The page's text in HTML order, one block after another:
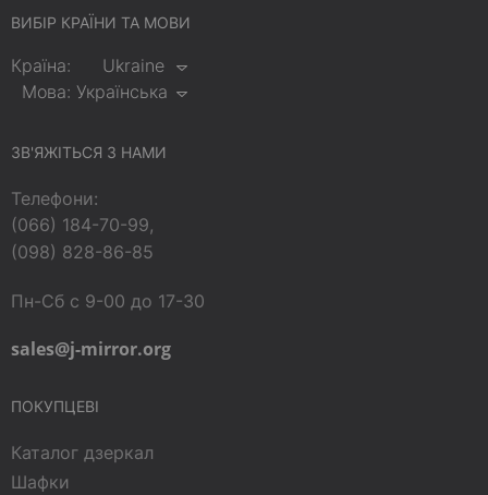
ВИБІР КРАЇНИ ТА МОВИ
Країна:
Ukraine
Мова: Українська
ЗВ'ЯЖІТЬСЯ З НАМИ
Телефони:
(066) 184-70-99,
(098) 828-86-85
Пн-Сб с 9-00 до 17-30
sales@j-mirror.org
ПОКУПЦЕВІ
Каталог дзеркал
Шафки